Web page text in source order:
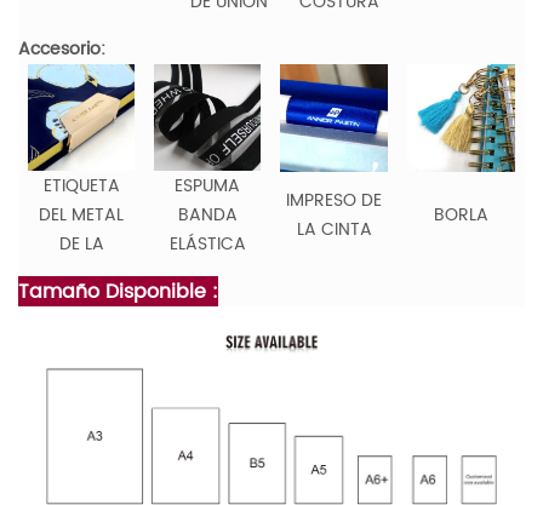
Accesorio:
ETIQUETA
DEL METAL
DE LA
ESPUMA
BANDA
ELÁSTICA
IMPRESO DE
LA CINTA
BORLA
Tamaño Disponible :